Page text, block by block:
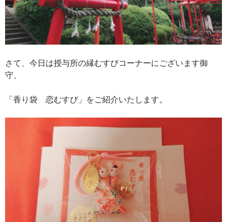
さて、今日は授与所の縁むすびコーナーにございます御
守、
「香り袋 恋むすび」をご紹介いたします。